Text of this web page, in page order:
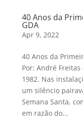
40 Anos da
GDA
Apr 9, 2022
40 Anos da
Por: André
1982. Nas
um silêncio
Semana Santa,
em razão do...